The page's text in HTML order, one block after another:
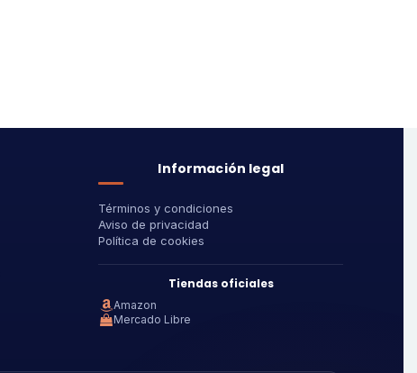
Información legal
Términos y condiciones
Aviso de privacidad
Política de cookies
Tiendas oficiales
Amazon
Mercado Libre